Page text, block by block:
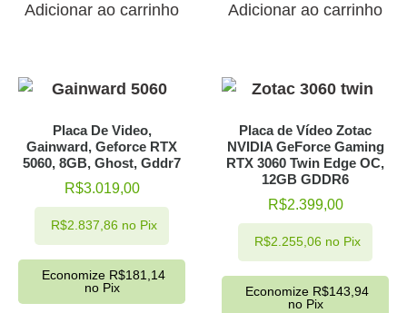
Adicionar ao carrinho Adicionar ao carrinho
Placa De Video,
Gainward, Geforce RTX
5060, 8GB, Ghost, Gddr7
R$3.019,00
R$2.837,86 no Pix
Economize R$181,14
no Pix
Placa de Vídeo Zotac
NVIDIA GeForce Gaming
RTX 3060 Twin Edge OC,
12GB GDDR6
R$2.399,00
R$2.255,06 no Pix
Economize R$143,94
no Pix